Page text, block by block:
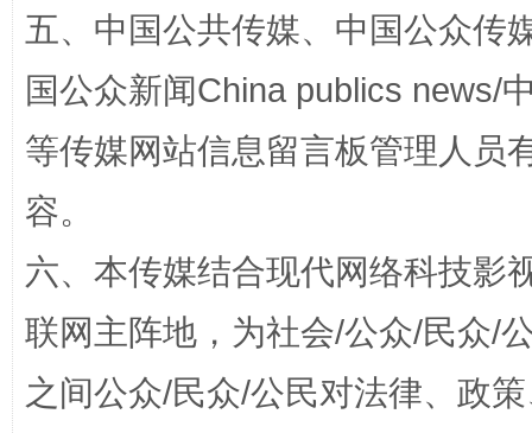
如何以同查同治破解风腐交织难题 养老服
五、中国公共传媒、中国公众传
国公众新闻China publics news/
等传媒网站信息留言板管理人员
容。
六、本传媒结合现代网络科技影
联网主阵地，为社会/公众/民众/
之间公众/民众/公民对法律、政